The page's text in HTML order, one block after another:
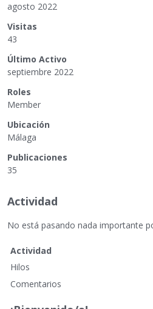
agosto 2022
Visitas
43
Último Activo
septiembre 2022
Roles
Member
Ubicación
Málaga
Publicaciones
35
Actividad
No está pasando nada importante
Actividad
Hilos
Comentarios